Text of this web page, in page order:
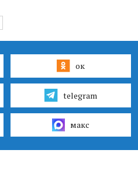
ок
telegram
макс